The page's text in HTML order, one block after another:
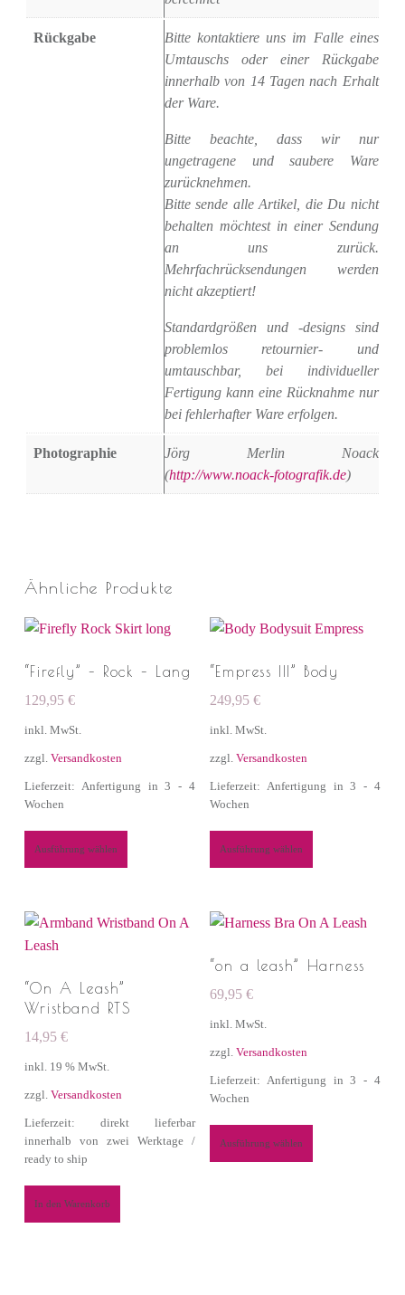
Rückgabe
Bitte kontaktiere uns im Falle eines
Umtauschs oder einer Rückgabe
innerhalb von 14 Tagen nach Erhalt
der Ware.
Bitte beachte, dass wir nur
ungetragene und saubere Ware
zurücknehmen.
Bitte sende alle Artikel, die Du nicht
behalten möchtest in einer Sendung
an uns zurück.
Mehrfachrücksendungen werden
nicht akzeptiert!
Standardgrößen und -designs sind
problemlos retournier- und
umtauschbar, bei individueller
Fertigung kann eine Rücknahme nur
bei fehlerhafter Ware erfolgen.
Photographie
Jörg Merlin Noack
(http://www.noack-fotografik.de)
Ähnliche Produkte
“Firefly” – Rock – Lang
129,95 €
inkl. MwSt.
zzgl. Versandkosten
Lieferzeit: Anfertigung in 3 - 4
Wochen
Ausführung wählen
“Empress III” Body
249,95 €
inkl. MwSt.
zzgl. Versandkosten
Lieferzeit: Anfertigung in 3 - 4
Wochen
Ausführung wählen
“On A Leash”
Wristband RTS
14,95 €
inkl. 19 % MwSt.
zzgl. Versandkosten
Lieferzeit: direkt lieferbar
innerhalb von zwei Werktage /
ready to ship
In den Warenkorb
“on a leash” Harness
69,95 €
inkl. MwSt.
zzgl. Versandkosten
Lieferzeit: Anfertigung in 3 - 4
Wochen
Ausführung wählen